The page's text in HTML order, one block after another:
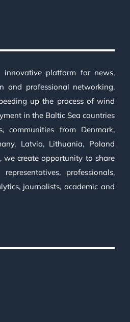
innovative platform for news,
and professional networking.
up the process of wind
in the Baltic Sea countries
communities from Denmark,
Latvia, Lithuania, Poland
we create opportunity to share
professionals,
journalists, academic and